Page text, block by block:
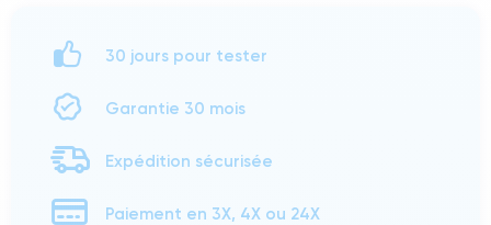
30 jours pour tester
Garantie 30 mois
Expédition sécurisée
Paiement en 3X, 4X ou 24X